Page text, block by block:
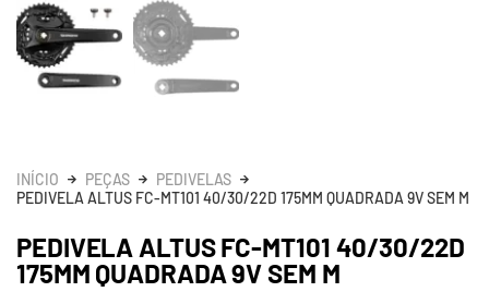
INÍCIO PEÇAS
PEDIVELAS
PEDIVELA ALTUS FC-MT101 40/30/22D 175MM QUADRADA 9V SEM M
PEDIVELA ALTUS FC-MT101 40/30/22D
175MM QUADRADA 9V SEM M